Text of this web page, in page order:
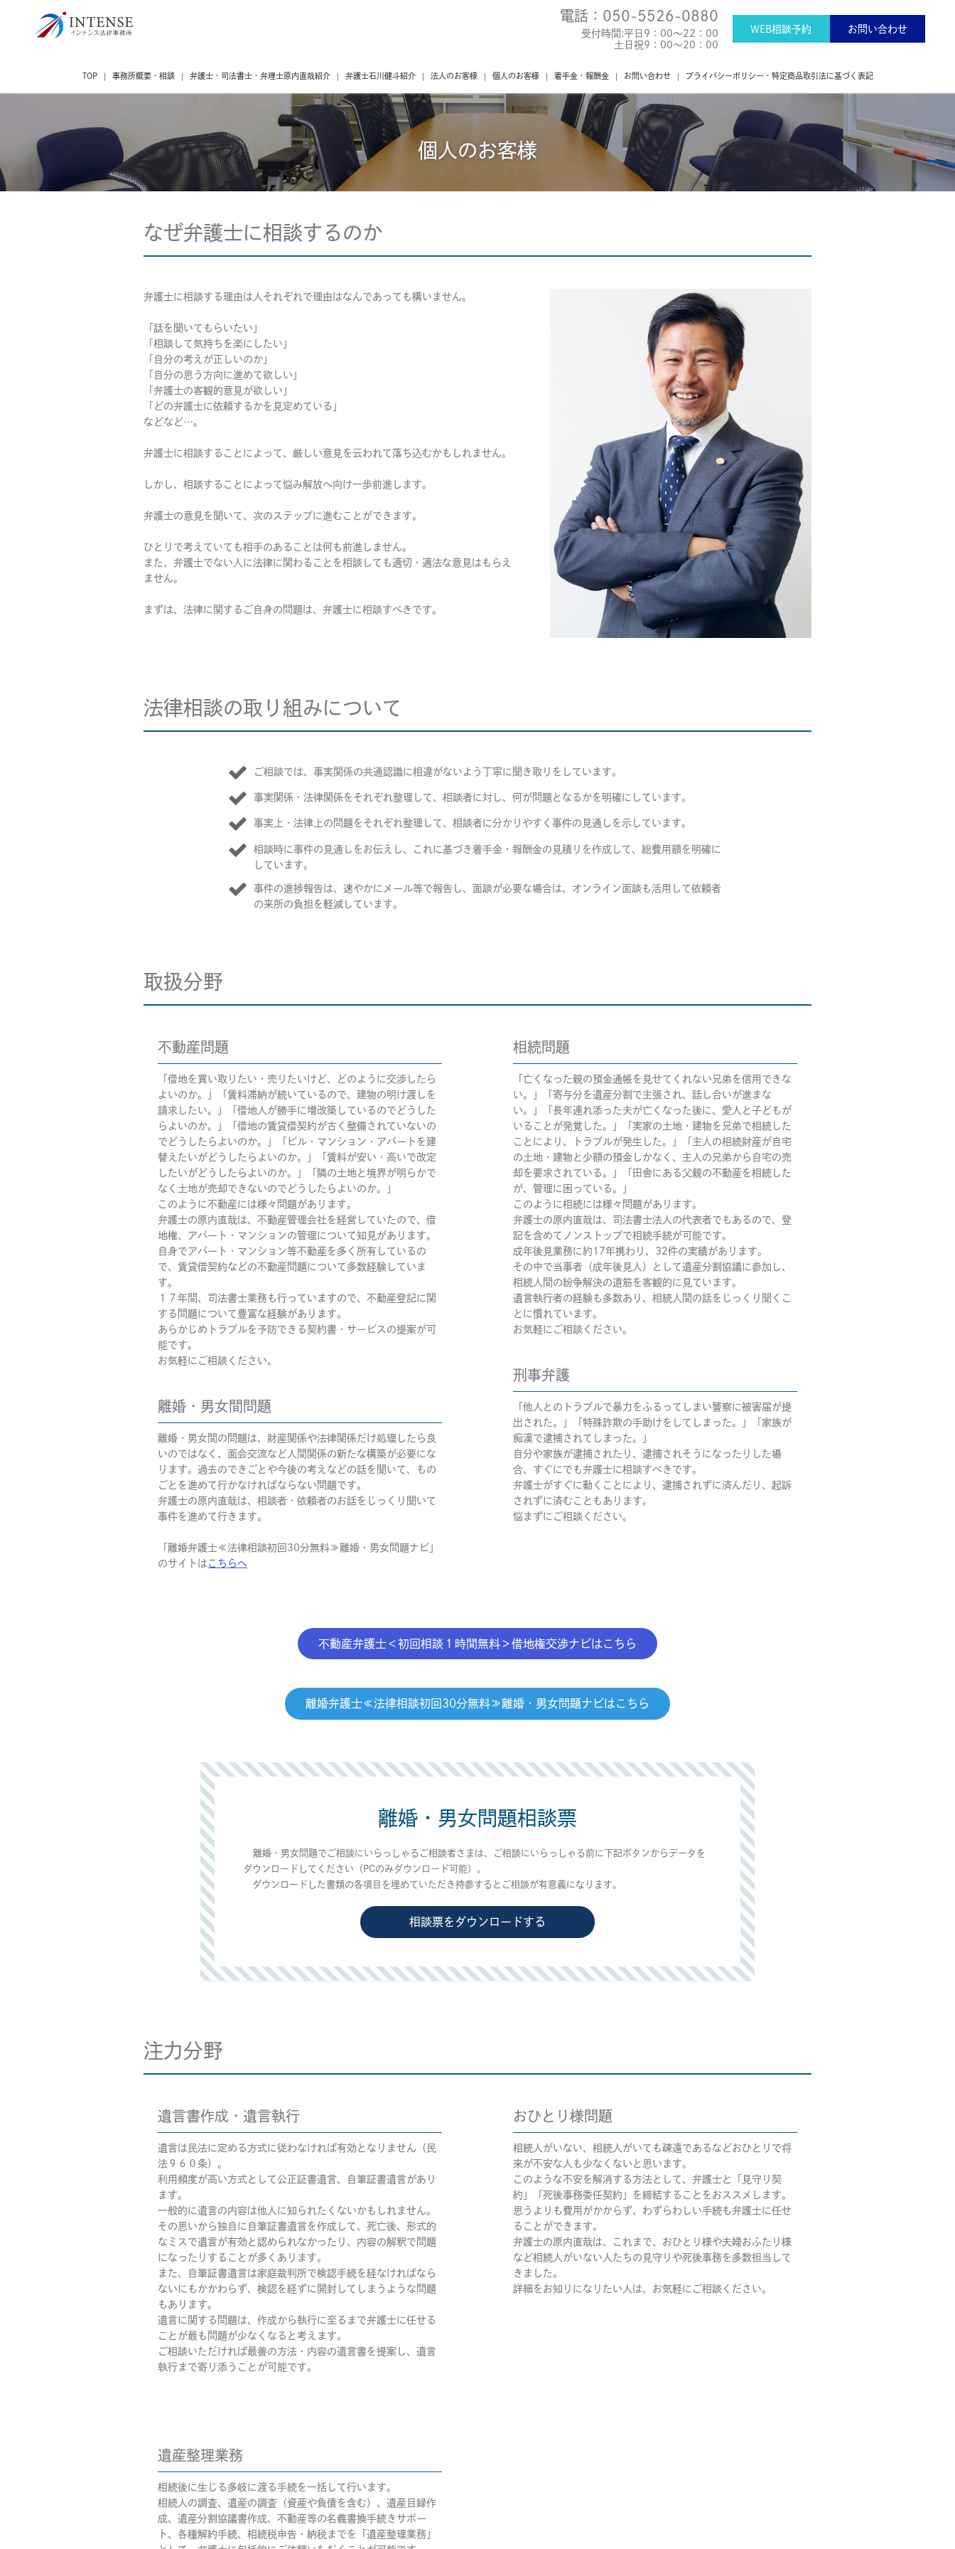
トップ 法人のお客様 事務所概要・相談 弁護士・司法書士紹介
電話： 050-5526-0880
受付時間:平日9：00～22：00
土日祝9：00～20：00
WEB相談予約 お問い合わせ
TOP 事務所概要・相談 弁護士・司法書士・弁理士原内直哉紹介 弁護士石川健斗紹介 法人のお客様 個人のお客様 着手金・報酬金 お問い合わせ プライバシーポリシー・特定商品取引法に基づく表記
個人のお客様
なぜ弁護士に相談するのか
弁護士に相談する理由は人それぞれで理由はなんであっても構いません。
「話を聞いてもらいたい」
「相談して気持ちを楽にしたい」
「自分の考えが正しいのか」
「自分の思う方向に進めて欲しい」
「弁護士の客観的意見が欲しい」
「どの弁護士に依頼するかを見定めている」
などなど…。
弁護士に相談することによって、厳しい意見を云われて落ち込むかもしれません。
しかし、相談することによって悩み解放へ向け一歩前進します。
弁護士の意見を聞いて、次のステップに進むことができます。
ひとりで考えていても相手のあることは何も前進しません。
また、弁護士でない人に法律に関わることを相談しても適切・適法な意見はもらえ
ません。
まずは、法律に関するご自身の問題は、弁護士に相談すべきです。
法律相談の取り組みについて
ご相談では、事実関係の共通認識に相違がないよう丁寧に聞き取りをしています。
事実関係・法律関係をそれぞれ整理して、相談者に対し、何が問題となるかを明確にしています。
事実上・法律上の問題をそれぞれ整理して、相談者に分かりやすく事件の見通しを示しています。
相談時に事件の見通しをお伝えし、これに基づき着手金・報酬金の見積りを作成して、総費用額を明確に
しています。
事件の進捗報告は、速やかにメール等で報告し、面談が必要な場合は、オンライン面談も活用して依頼者
の来所の負担を軽減しています。
取扱分野
不動産問題
「借地を買い取りたい・売りたいけど、どのように交渉したら
よいのか。」「 賃料滞納が続いているので、建物の明け渡しを
請求したい。」「 借地人が勝手に増改築しているのでどうした
らよいのか。」「 借地の賃貸借契約が古く整備されていないの
でどうしたらよいのか。」「
ビル・マンション・アパートを建
替えたいがどうしたらよいのか。」「賃料が安い・高いで改定
したいがどうしたらよいのか。」「
隣の土地と境界が明らかで
なく土地が売却できないのでどうしたらよいのか。」
このように不動産には様々問題があります。
弁護士の原内直哉は、不動産管理会社を経営していたので、借
地権、アパート・マンションの管理について知見があります。
自身でアパート・マンション等不動産を多く所有しているの
で、賃貸借契約などの不動産問題について多数経験していま
す。
１７年間、司法書士業務も行っていますので、不動産登記に関
する問題について豊富な経験があります。
あらかじめトラブルを予防できる契約書・サービスの提案が可
能です。
お気軽にご相談ください。
離婚・男女間問題
離婚・男女間の問題は、財産関係や法律関係だけ処理したら良
いのではなく、面会交流など人間関係の新たな構築が必要にな
ります。過去のできごとや今後の考えなどの話を聞いて、もの
ごとを進めて行かなければならない問題です。
弁護士の原内直哉は、相談者・依頼者のお話をじっくり聞いて
事件を進めて行きます。
「離婚弁護士≪法律相談初回30分無料≫離婚・男女問題ナビ」
のサイトは こちらへ
相続問題
「亡くなった親の預金通帳を見せてくれない兄弟を信用できな
い。」「寄与分を遺産分割で主張され、話し合いが進まな
い。」「長年連れ添った夫が亡くなった後に、愛人と子どもが
いることが発覚した。」「実家の土地・建物を兄弟で相続した
ことにより、トラブルが発生した。」「主人の相続財産が自宅
の土地・建物と少額の預金しかなく、主人の兄弟から自宅の売
却を要求されている。」「田舎にある父親の不動産を相続した
が、管理に困っている。」
このように相続には様々問題があります。
弁護士の原内直哉は、司法書士法人の代表者でもあるので、登
記を含めてノンストップで相続手続が可能です。
成年後見業務に約17年携わり、32件の実績があります。
その中で当事者（成年後見人）として遺産分割協議に参加し、
相続人間の紛争解決の道筋を客観的に見ています。
遺言執行者の経験も多数あり、相続人間の話をじっくり聞くこ
とに慣れています。
お気軽にご相談ください。
刑事弁護
「他人とのトラブルで暴力をふるってしまい警察に被害届が提
出された。」「特殊詐欺の手助けをしてしまった。」「家族が
痴漢で逮捕されてしまった。」
自分や家族が逮捕されたり、逮捕されそうになったりした場
合、すぐにでも弁護士に相談すべきです。
弁護士がすぐに動くことにより、逮捕されずに済んだり、起訴
されずに済むこともあります。
悩まずにご相談ください。
不動産弁護士＜初回相談１時間無料＞借地権交渉ナビはこちら
離婚弁護士≪法律相談初回30分無料≫離婚・男女問題ナビはこちら
離婚・男女問題相談票
離婚・男女問題でご相談にいらっしゃるご相談者さまは、ご相談にいらっしゃる前に下記ボタンからデータを
ダウンロードしてください（PCのみダウンロード可能）。
ダウンロードした書類の各項目を埋めていただき持参するとご相談が有意義になります。
相談票をダウンロードする
注力分野
遺言書作成・遺言執行
遺言は民法に定める方式に従わなければ有効となりません（民
法９６０条）。
利用頻度が高い方式として公正証書遺言、自筆証書遺言があり
ます。
一般的に遺言の内容は他人に知られたくないかもしれません。
その思いから独自に自筆証書遺言を作成して、死亡後、形式的
なミスで遺言が有効と認められなかったり、内容の解釈で問題
になったりすることが多くあります。
また、自筆証書遺言は家庭裁判所で検認手続を経なければなら
ないにもかかわらず、検認を経ずに開封してしまうような問題
もあります。
遺言に関する問題は、作成から執行に至るまで弁護士に任せる
ことが最も問題が少なくなると考えます。
ご相談いただければ最善の方法・内容の遺言書を提案し、遺言
執行まで寄り添うことが可能です。
おひとり様問題
相続人がいない、相続人がいても疎遠であるなどおひとりで将
来が不安な人も少なくないと思います。
このような不安を解消する方法として、弁護士と「見守り契
約」「死後事務委任契約」を締結することをおススメします。
思うよりも費用がかからず、わずらわしい手続も弁護士に任せ
ることができます。
弁護士の原内直哉は、これまで、おひとり様や夫婦おふたり様
など相続人がいない人たちの見守りや死後事務を多数担当して
きました。
詳細をお知りになりたい人は、お気軽にご相談ください。
遺産整理業務
相続後に生じる多岐に渡る手続を一括して行います。
相続人の調査、遺産の調査（資産や負債を含む）、遺産目録作
成、遺産分割協議書作成、不動産等の名義書換手続きサポー
ト、各種解約手続、相続税申告・納税までを「遺産整理業務」